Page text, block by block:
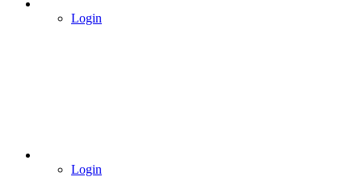
Login
Login